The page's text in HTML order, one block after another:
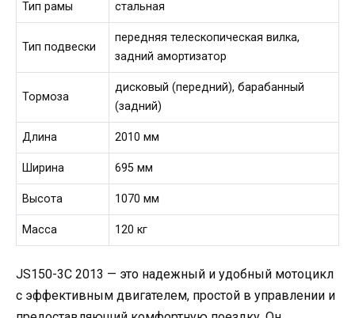
Тип рамы стальная
Тип подвески
передняя телескопическая вилка,
задний амортизатор
Тормоза
дисковый (передний), барабанный
(задний)
Длина 2010 мм
Ширина 695 мм
Высота 1070 мм
Масса 120 кг
JS150-3C 2013 — это надежный и удобный мотоцикл
с эффективным двигателем, простой в управлении и